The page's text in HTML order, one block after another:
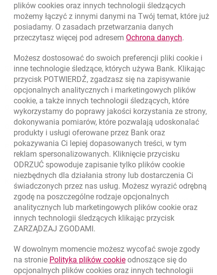
Napisz do nasotwiera się w nowej karcie
Oceń nas otwiera się w nowej karcie
Skontaktuj się z Doradcą
Dodatkowe produkty i usługi
O banku
Kursy wymiany walut
Kursy wymiany walut. Data aktualizacji: 6.08.2026, 12:54:32
WALUTA KUPNO SPRZEDAŻ
EUR 4.1358 4.4581
USD
CHF 4.4248 4.7696
GBP 4.8262 5.2023
Odpowiedzialny biznes
Regulacje zewnętrzne
plików cookies oraz innych technologii śledzących
możemy łączyć z innymi danymi na Twój temat, które już
posiadamy. O zasadach przetwarzania danych
przeczytasz więcej pod adresem Ochrona danychlink
.
Możesz dostosować do swoich preferencji pliki cookie i
inne technologie śledzące, których używa Bank. Klikając
przycisk POTWIERDŹ, zgadzasz się na zapisywanie
opcjonalnych analitycznych i marketingowych plików
cookie, a także innych technologii śledzących, które
wykorzystamy do poprawy jakości korzystania ze strony,
dokonywania pomiarów, które pozwalają udoskonalać
produkty i usługi oferowane przez Bank oraz
pokazywania Ci lepiej dopasowanych treści, w tym
reklam spersonalizowanych. Kliknięcie przycisku
ODRZUĆ spowoduje zapisanie tylko plików cookie
niezbędnych dla działania strony lub dostarczenia Ci
świadczonych przez nas usług. Możesz wyrazić odrębną
zgodę na poszczególne rodzaje opcjonalnych
analitycznych lub marketingowych plików cookie oraz
innych technologii śledzących klikając przycisk
ZARZĄDZAJ ZGODAMI.
W dowolnym momencie możesz wycofać swoje zgody
na stronie Polityka plików cookielink otwiera się w nowym
odnoszące się do
opcjonalnych plików cookies oraz innych technologii